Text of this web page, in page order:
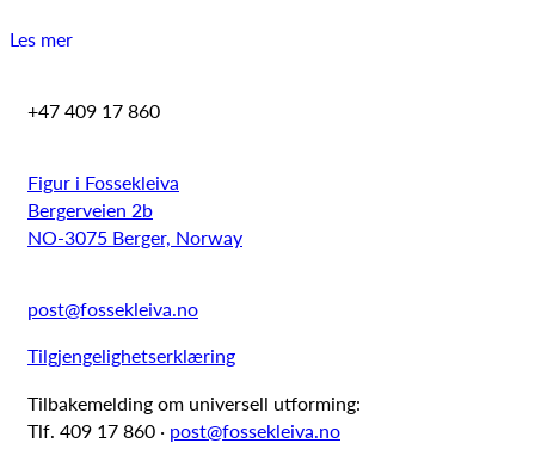
Les mer
+47 409 17 860
Figur i Fossekleiva
Bergerveien 2b
NO-3075 Berger, Norway
post@fossekleiva.no
Tilgjengelighetserklæring
Tilbakemelding om universell utforming:
Tlf. 409 17 860 · post@fossekleiva.no